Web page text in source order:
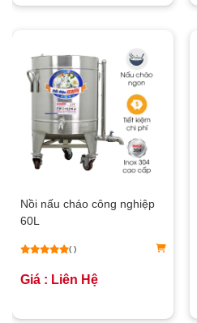
Nồi nấu cháo công nghiệp
60L
( )
Giá : Liên Hệ